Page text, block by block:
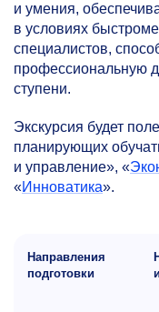
и умения,
в условиях
специалистов,
профессиональную
ступени.
Экскурсия будет
планирующих
и управление», «
«Инноватика».
Направления
подготовки